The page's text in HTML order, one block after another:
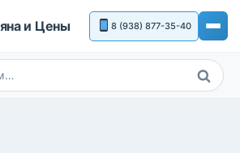
и Цены 8 (938) 877-35-40
Поиск